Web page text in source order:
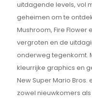
uitdagende levels, vol
geheimen om te
Mushroom, Fire Flower
vergroten en de
onderweg tegenkomt.
kleurrijke graphics en
New Super Mario
zowel nieuwkomers